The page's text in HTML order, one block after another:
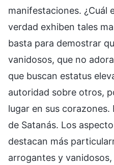
manifestaciones. ¿Cuál
verdad exhiben tales
basta para demostrar
vanidosos, que no
que buscan estatus
autoridad sobre otros,
lugar en sus corazones.
de Satanás. Los
destacan más
arrogantes y